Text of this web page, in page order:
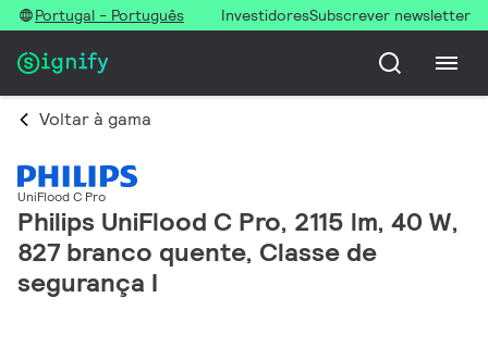
Portugal - Português InvestidoresSubscrever newsletter
Voltar à gama
UniFlood C Pro
Philips UniFlood C Pro, 2115 lm, 40 W,
827 branco quente, Classe de
segurança I